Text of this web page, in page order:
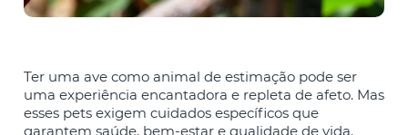
Ter uma ave como animal de estimação pode ser
uma experiência encantadora e repleta de afeto. Mas
esses pets exigem cuidados específicos que
garantem saúde, bem-estar e qualidade de vida.